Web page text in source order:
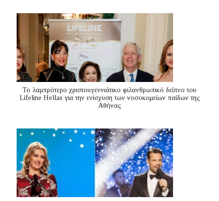
Το λαμπρότερο χριστουγεννιάτικο φιλανθρωπικό δείπνο του
Lifeline Hellas για την ενίσχυση των νοσοκομείων παίδων της
Αθήνας